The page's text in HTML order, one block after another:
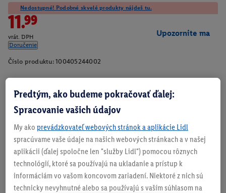
Nedostupné! Podobné skvelé produkty nájdeš tu.
11.99
vrát. DPH
Doručenie
Upozornite ma
Číslo produktu: 100405244002
Zistite svoju veľkosť
O produkte
Predtým, ako budeme pokračovať ďalej:
Spracovanie vašich údajov
My ako prevádzkovateľ webových stránok a aplikácie Lidl
spracúvame vaše údaje na našich webových stránkach a v našej
aplikácii (ďalej spoločne len "služby Lidl") pomocou rôznych
technológií, ktoré sa používajú na ukladanie a prístup k
informáciám vo vašom koncovom zariadení. Niektoré z nich sú
technicky nevyhnutné alebo sa používajú s vaším súhlasom na